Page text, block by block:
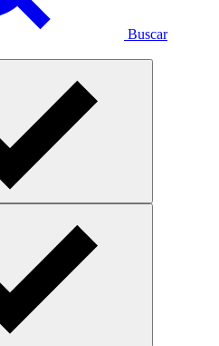
Buscar